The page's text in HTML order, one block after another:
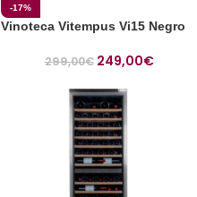
-17%
Vinoteca Vitempus Vi15 Negro
299,00€ 249,00€